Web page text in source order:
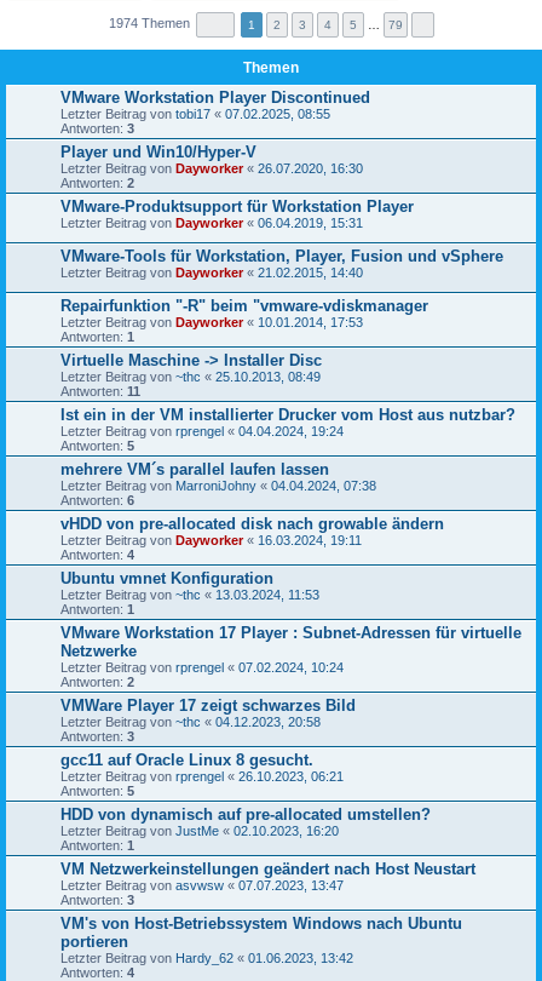
1974 Themen 1 2 3 4 5 79
Themen
VMware Workstation Player Discontinued
Letzter Beitrag von tobi17 « 07.02.2025, 08:55
Antworten: 3
Player und Win10/Hyper-V
Letzter Beitrag von Dayworker« 26.07.2020, 16:30
Antworten: 2
VMware-Produktsupport für Workstation Player
Letzter Beitrag von Dayworker« 06.04.2019, 15:31
VMware-Tools für Workstation, Player, Fusion und vSphere
Letzter Beitrag von Dayworker« 21.02.2015, 14:40
Repairfunktion "-R" beim "vmware-vdiskmanager
Letzter Beitrag von Dayworker« 10.01.2014, 17:53
Antworten: 1
Virtuelle Maschine -> Installer Disc
Letzter Beitrag von ~thc « 25.10.2013, 08:49
Antworten: 11
Ist ein in der VM installierter Drucker vom Host aus nutzbar?
Letzter Beitrag von rprengel « 04.04.2024, 19:24
Antworten: 5
mehrere VM´s parallel laufen lassen
Letzter Beitrag von MarroniJohny « 04.04.2024, 07:38
Antworten: 6
vHDD von pre-allocated disk nach growable ändern
Letzter Beitrag von Dayworker« 16.03.2024, 19:11
Antworten: 4
Ubuntu vmnet Konfiguration
Letzter Beitrag von ~thc « 13.03.2024, 11:53
Antworten: 1
VMware Workstation 17 Player : Subnet-Adressen für virtuelle
Netzwerke
Letzter Beitrag von rprengel « 07.02.2024, 10:24
Antworten: 2
VMWare Player 17 zeigt schwarzes Bild
Letzter Beitrag von ~thc « 04.12.2023, 20:58
Antworten: 3
gcc11 auf Oracle Linux 8 gesucht.
Letzter Beitrag von rprengel « 26.10.2023, 06:21
Antworten: 5
HDD von dynamisch auf pre-allocated umstellen?
Letzter Beitrag von JustMe « 02.10.2023, 16:20
Antworten: 1
VM Netzwerkeinstellungen geändert nach Host Neustart
Letzter Beitrag von asvwsw « 07.07.2023, 13:47
Antworten: 3
VM's von Host-Betriebssystem Windows nach Ubuntu
portieren
Letzter Beitrag von Hardy_62 « 01.06.2023, 13:42
Antworten: 4